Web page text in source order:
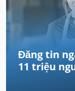
Đăng tin
11 triệu